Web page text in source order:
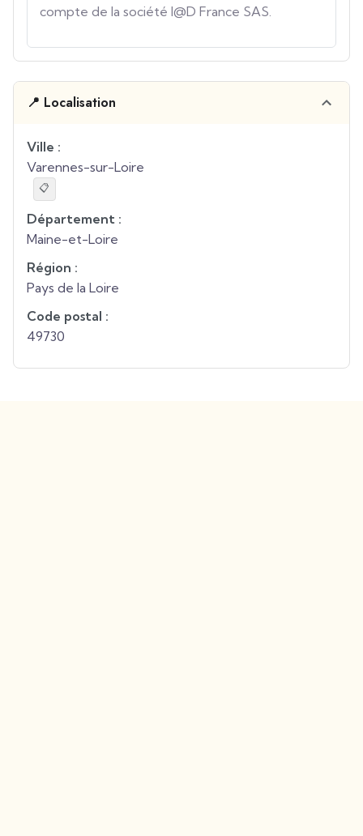
compte de la société I@D France SAS.
📍 Localisation
Ville :
Varennes-sur-Loire
📋
Département :
Maine-et-Loire
Région :
Pays de la Loire
Code postal :
49730